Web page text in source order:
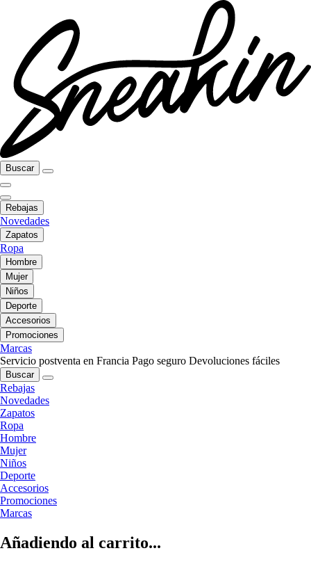
Buscar
Rebajas
Novedades
Zapatos
Ropa
Hombre
Mujer
Niños
Deporte
Accesorios
Promociones
Marcas
Servicio postventa en Francia Pago seguro Devoluciones fáciles
Buscar
Rebajas
Novedades
Zapatos
Ropa
Hombre
Mujer
Niños
Deporte
Accesorios
Promociones
Marcas
Añadiendo al carrito...